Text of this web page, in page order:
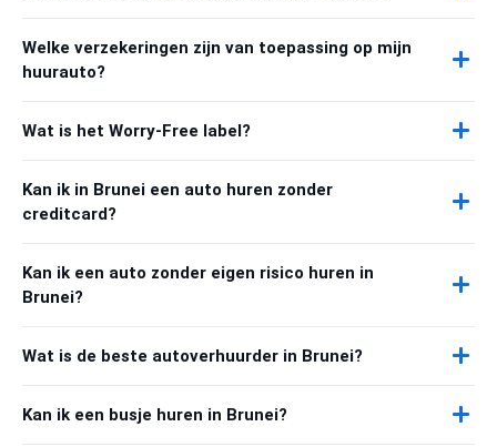
Welke verzekeringen zijn van toepassing op mijn
huurauto?
Wat is het Worry-Free label?
Kan ik in Brunei een auto huren zonder
creditcard?
Kan ik een auto zonder eigen risico huren in
Brunei?
Wat is de beste autoverhuurder in Brunei?
Kan ik een busje huren in Brunei?